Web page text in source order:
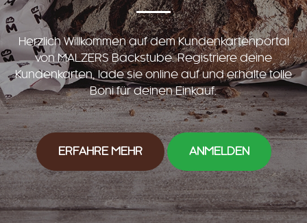
Herzlich Willkommen auf dem Kundenkartenportal
von MALZERS Backstube. Registriere deine
Kundenkarten, lade sie online auf und erhalte tolle
Boni für deinen Einkauf.
ERFAHRE MEHR ANMELDEN